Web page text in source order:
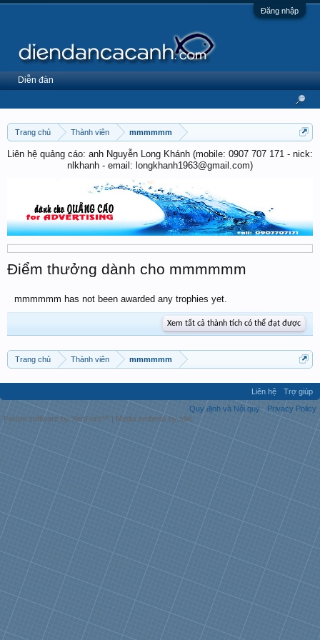
Đăng nhập
Trang chủ Thành viên mmmmmm
Liên hệ quảng cáo: anh Nguyễn Long Khánh (mobile: 0907 707 171 - nick:
nlkhanh - email: longkhanh1963@gmail.com)
Điểm thưởng dành cho mmmmmm
mmmmmm has not been awarded any trophies yet.
Xem tất cả thành tích có thể đạt được
Trang chủ Thành viên mmmmmm
Diễn đàn
Liên hệ
Trợ giúp
Quy định và Nội quy
Privacy Policy
Forum software by XenForo™ | Media embeds by s9e